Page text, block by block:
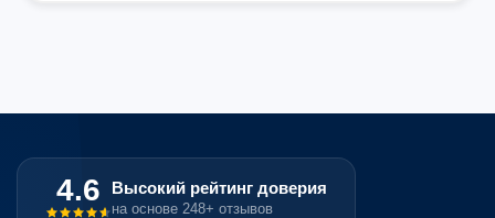
4.6 Высокий рейтинг доверия
на основе 248+ отзывов